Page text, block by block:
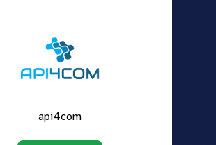
api4com